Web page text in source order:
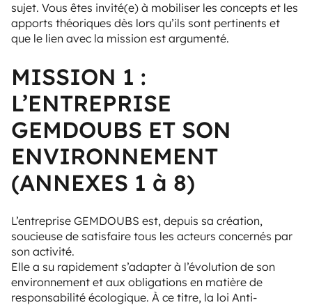
sujet. Vous êtes invité(e) à mobiliser les concepts et les
apports théoriques dès lors qu’ils sont pertinents et
que le lien avec la mission est argumenté.
MISSION 1 :
L’ENTREPRISE
GEMDOUBS ET SON
ENVIRONNEMENT
(ANNEXES 1 à 8)
L’entreprise GEMDOUBS est, depuis sa création,
soucieuse de satisfaire tous les acteurs concernés par
son activité.
Elle a su rapidement s’adapter à l’évolution de son
environnement et aux obligations en matière de
responsabilité écologique. À ce titre, la loi Anti-